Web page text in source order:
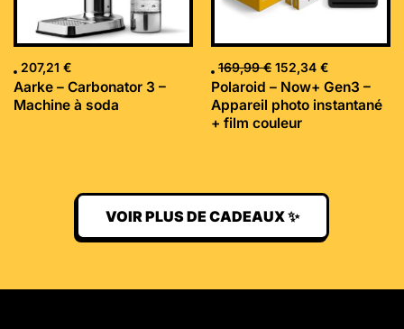
207,21 €
Aarke – Carbonator 3 –
Machine à soda
169,99€ 152,34 €
Polaroid – Now+ Gen3 –
Appareil photo instantané
+ film couleur
VOIR PLUS DE CADEAUX ✨